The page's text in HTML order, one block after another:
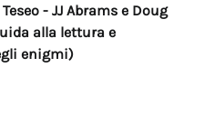
- JJ Abrams e Doug
alla lettura e
enigmi)